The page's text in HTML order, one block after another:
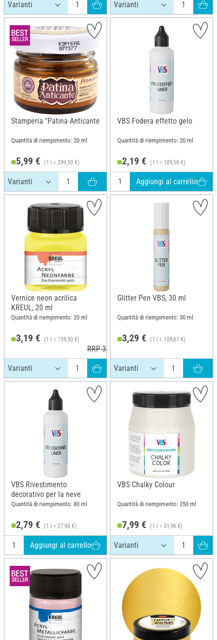
Stamperia "Patina Anticante
Quantità di riempimento: 20 ml
5,99 € (1 l = 299,50 €)
VBS Fodera effetto gelo
Quantità di riempimento: 20 ml
2,19 € (1 l = 109,50 €)
Aggiungi al carrello
Vernice neon acrilica
KREUL, 20 ml
Quantità di riempimento: 20 ml
3,19 € (1 l = 159,50 €)
RRP 3,49 €
Glitter Pen VBS, 30 ml
Quantità di riempimento: 30 ml
3,29 € (1 l = 109,67 €)
VBS Rivestimento
decorativo per la neve
Quantità di riempimento: 80 ml
2,79 € (1 l = 27,90 €)
Aggiungi al carrello
VBS Chalky Colour
Quantità di riempimento: 250 ml
7,99 € (1 l = 31,96 €)